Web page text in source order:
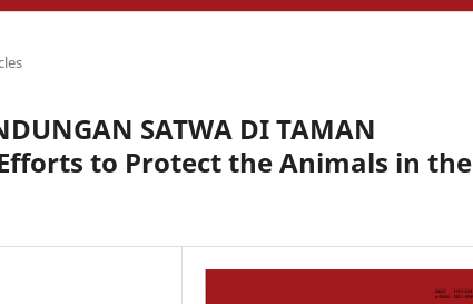
SATWA DI TAMAN
to Protect the Animals in the